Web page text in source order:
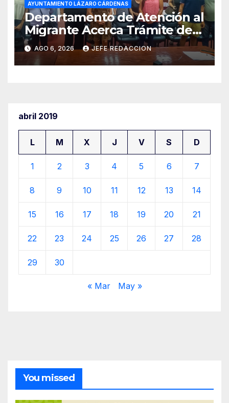
AYUNTAMIENTO LÁZARO CÁRDENAS
Departamento de Atención al
Migrante Acerca Trámite de
Pasaportes Estadounidenses
a Residentes de Lázaro
Cárdenas
AGO 6, 2026 JEFE REDACCION
abril 2019
L M X J V S D
1 2 3 4 5 6 7
8 9 10 11 12 13 14
15 16 17 18 19 20 21
22 23 24 25 26 27 28
29 30
« Mar May »
You missed